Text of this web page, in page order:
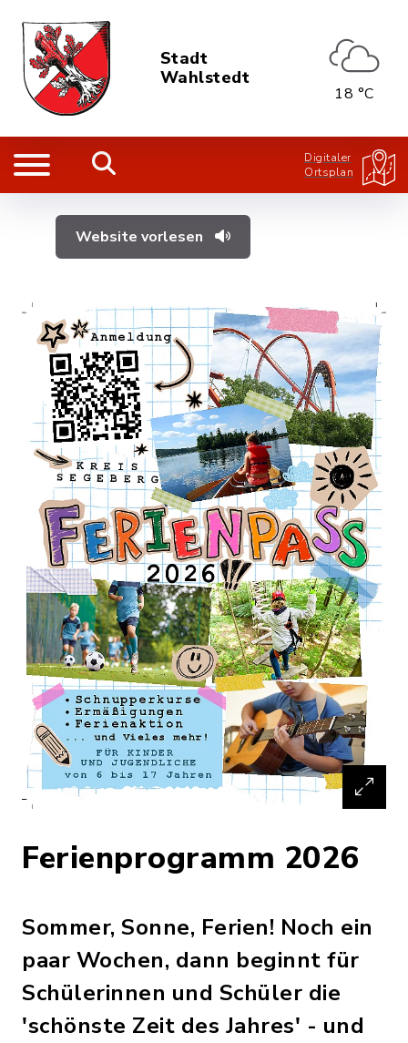
Stadt
Wahlstedt
18 °C
Digitaler
Ortsplan
Website vorlesen
Ferienprogramm 2026
Sommer, Sonne, Ferien! Noch ein
paar Wochen, dann beginnt für
Schülerinnen und Schüler die
'schönste Zeit des Jahres' - und